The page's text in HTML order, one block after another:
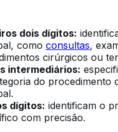
dois dígitos:
como consultas,
cirúrgicos ou
intermediários:
do procedimento
dígitos: identificam o
com precisão.